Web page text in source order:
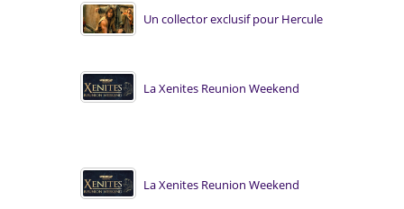
Un collector exclusif pour Hercule
La Xenites Reunion Weekend
La Xenites Reunion Weekend